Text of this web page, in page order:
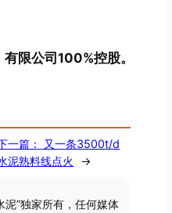
限公司100%控股。
一篇：
又一条3500t/d
泥熟料线点火
→
泥”独家所有，任何媒体